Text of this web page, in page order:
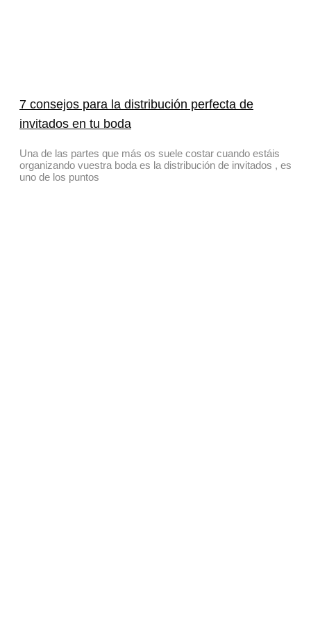
7 consejos para la distribución perfecta de
invitados en tu boda
Una de las partes que más os suele costar cuando estáis
organizando vuestra boda es la distribución de invitados , es
uno de los puntos